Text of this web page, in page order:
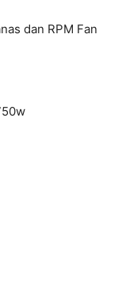
dan RPM Fan